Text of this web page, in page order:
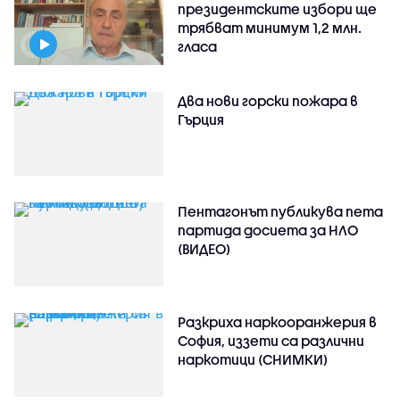
президентските избори ще
трябват минимум 1,2 млн.
гласа
Два нови горски пожара в
Гърция
Пентагонът публикува пета
партида досиета за НЛО
(ВИДЕО)
Разкриха наркооранжерия в
София, иззети са различни
наркотици (СНИМКИ)